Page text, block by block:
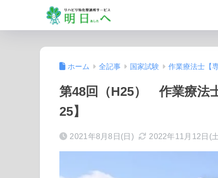
ホーム 全記事 国家試験 作業療法士【
第48回（H25） 作業療法
25】
2021年8月8日(日) 2022年11月12日(